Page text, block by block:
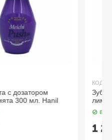
паста с дозатором
мята 300 мл. Hanil